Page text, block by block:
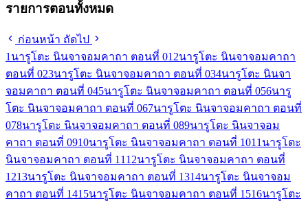
รายการตอนทั้งหมด
ก่อนหน้า ถัดไป
1 นารูโตะ นินจาจอมคาถา ตอนที่ 01 2นารูโตะ นินจาจอมคาถา
ตอนที่ 023นารูโตะ นินจาจอมคาถา ตอนที่ 034นารูโตะ นินจา
จอมคาถา ตอนที่ 045นารูโตะ นินจาจอมคาถา ตอนที่ 056นารู
โตะ นินจาจอมคาถา ตอนที่ 067นารูโตะ นินจาจอมคาถา ตอนที่
078นารูโตะ นินจาจอมคาถา ตอนที่ 089นารูโตะ นินจาจอม
คาถา ตอนที่ 0910นารูโตะ นินจาจอมคาถา ตอนที่ 1011 นารูโตะ
นินจาจอมคาถา ตอนที่ 11 12นารูโตะ นินจาจอมคาถา ตอนที่
1213นารูโตะ นินจาจอมคาถา ตอนที่ 1314นารูโตะ นินจาจอม
คาถา ตอนที่ 1415นารูโตะ นินจาจอมคาถา ตอนที่ 1516นารูโตะ